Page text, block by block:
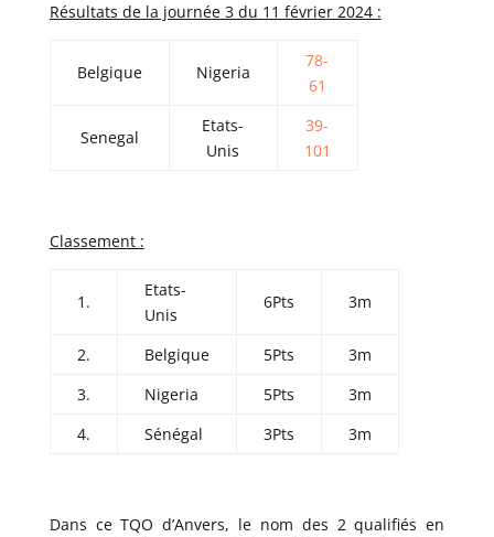
Résultats de la journée 3 du 11 février 2024 :
Belgique Nigeria
78-
61
Senegal
Etats-
Unis
39-
101
Classement :
1.
Etats-
Unis
6Pts 3m
2. Belgique 5Pts
3m
3.
Nigeria 5Pts
3m
4.
Sénégal 3Pts 3m
Dans ce TQO d’Anvers, le nom des 2 qualifiés en